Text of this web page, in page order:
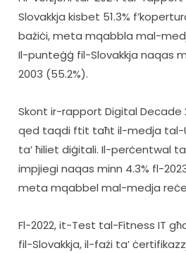
Slovakkja kisbet 51.3%
bażiċi, meta mqabbla mal-
Il-punteġġ fil-Slovakkja naqas
2003 (55.2%).
Skont ir-rapport Digital Decade
qed taqdi ftit taħt il-medja tal-
ta’ ħiliet diġitali. Il-perċentwal
impjiegi naqas minn 4.3% fl-
meta mqabbel mal-medja
Fl-2022, it-Test tal-Fitness IT
fil-Slovakkja, il-fażi ta’